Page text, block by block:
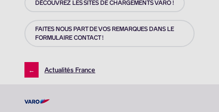
DÉCOUVREZ LES SITES DE CHARGEMENTS VARO !
FAITES NOUS PART DE VOS REMARQUES DANS LE
FORMULAIRE CONTACT !
← Actualités France